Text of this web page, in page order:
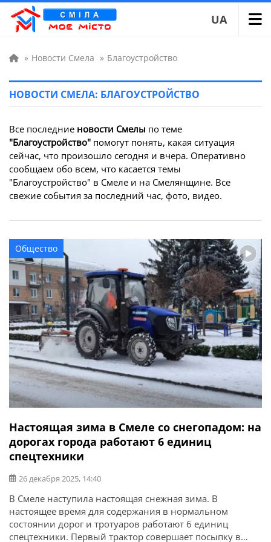
UA
» Новости Смела » Благоустройство
НОВОСТИ СМЕЛА: БЛАГОУСТРОЙСТВО
Все последние новости Смелы по теме
"Благоустройство" помогут понять, какая ситуация
сейчас, что произошло сегодня и вчера. Оперативно
сообщаем обо всем, что касается темы
"Благоустройство" в Смеле и на Смелянщине. Все
свежие события за последний час, фото, видео.
Общество
Настоящая зима в Смеле со снегопадом: на
дорогах города работают 6 единиц
спецтехники
26 декабря 2025, 14:40
В Смеле наступила настоящая снежная зима. В
настоящее время для содержания в нормальном
состоянии дорог и тротуаров работают 6 единиц
спецтехники. Первый трактор совершает посыпку в